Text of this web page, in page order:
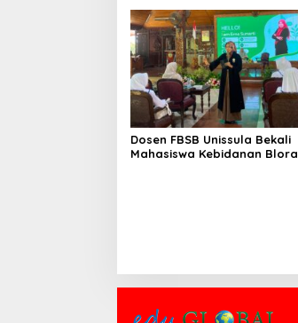
Dosen FBSB Unissula Bekali
Mahasiswa Kebidanan Blora